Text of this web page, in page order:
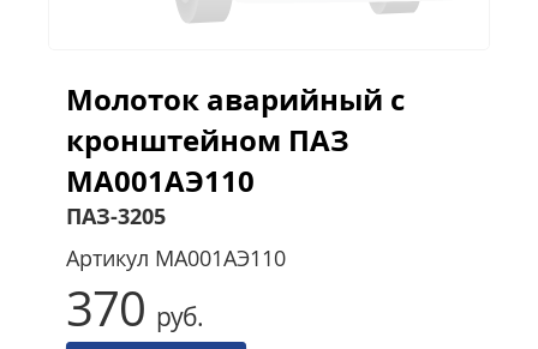
Молоток аварийный с
кронштейном ПАЗ
МА001АЭ110
ПАЗ-3205
Артикул МА001АЭ110
370 руб.